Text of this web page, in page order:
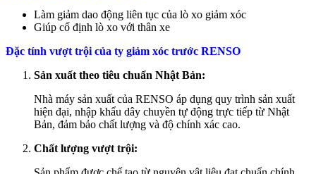
Làm giảm dao động liên tục của lò xo giảm xóc
Giúp cố định lò xo với thân xe
Đặc tính vượt trội của ty giảm xóc trước RENSO
Sản xuất theo tiêu chuẩn Nhật Bản:
Nhà máy sản xuất của RENSO áp dụng quy trình sản xuất
hiện đại, nhập khẩu dây chuyền tự động trực tiếp từ Nhật
Bản, đảm bảo chất lượng và độ chính xác cao.
Chất lượng vượt trội: